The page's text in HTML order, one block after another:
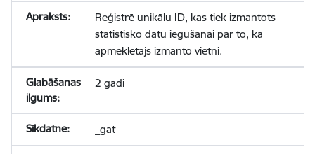
Reģistrē unikālu ID, kas tiek izmantots
statistisko datu iegūšanai par to, kā
apmeklētājs izmanto vietni.
2 gadi
_gat